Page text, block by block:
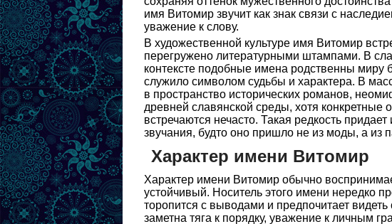
имя Витомир звучит как знак связи с
уважение к слову.
В художественной культуре имя Витомир
перегружено литературными штампами. В
контексте подобные имена родственны миру
служило символом судьбы и характера. В
в пространство исторических романов,
древней славянской среды, хотя
встречаются нечасто. Такая редкость
звучания, будто оно пришло не из моды, а из
Характер имени Витомир
Характер имени Витомир обычно
устойчивый. Носитель этого имени нередко
торопится с выводами и предпочитает
заметна тяга к порядку, уважение к личным